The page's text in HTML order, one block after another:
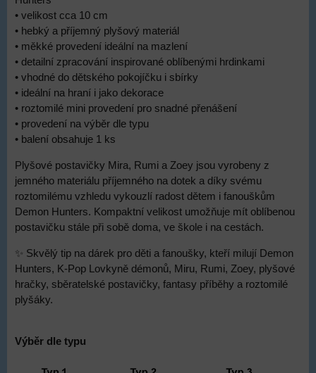
• velikost cca 10 cm
• hebký a příjemný plyšový materiál
• měkké provedení ideální na mazlení
• detailní zpracování inspirované oblíbenými hrdinkami
• vhodné do dětského pokojíčku i sbírky
• ideální na hraní i jako dekorace
• roztomilé mini provedení pro snadné přenášení
• provedení na výběr dle typu
• balení obsahuje 1 ks
Plyšové postavičky Mira, Rumi a Zoey jsou vyrobeny z
jemného materiálu příjemného na dotek a díky svému
roztomilému vzhledu vykouzlí radost dětem i fanouškům
Demon Hunters. Kompaktní velikost umožňuje mít oblíbenou
postavičku stále při sobě doma, ve škole i na cestách.
✨ Skvělý tip na dárek pro děti a fanoušky, kteří milují Demon
Hunters, K-Pop Lovkyně démonů, Miru, Rumi, Zoey, plyšové
hračky, sběratelské postavičky, fantasy příběhy a roztomilé
plyšáky.
Výběr dle typu